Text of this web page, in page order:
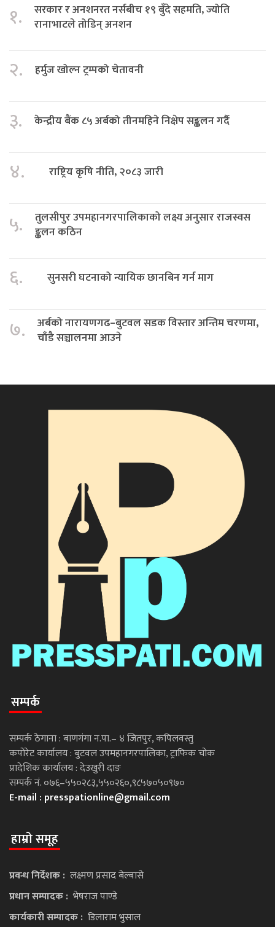
१.
सरकार र अनशनरत नर्सबीच १९ बुँदे सहमति, ज्योति
रानाभाटले तोडिन् अनशन
२. हर्मुज खोल्न ट्रम्पको चेतावनी
३. केन्द्रीय बैंक ८५ अर्बको तीनमहिने निक्षेप सङ्कलन गर्दै
४. राष्ट्रिय कृषि नीति, २०८३ जारी
५.
तुलसीपुर उपमहानगरपालिकाको लक्ष्य अनुसार राजस्वस
ङ्कलन कठिन
६. सुनसरी घटनाको न्यायिक छानबिन गर्न माग
७.
अर्बको नारायणगढ–बुटवल सडक विस्तार अन्तिम चरणमा,
चाँडै सञ्चालनमा आउने
सम्पर्क
सम्पर्क ठेगाना : बाणगंगा न.पा.– ४ जितपुर, कपिलवस्तु
कपोरेट कार्यालय : बुटवल उपमहानगरपालिका, ट्राफिक चोक
प्रादेशिक कार्यालय : देउखुरी दाङ
सम्पर्क नं. ०७६–५५०२८३,५५०२६०,९८५७०५०९७०
E-mail : presspationline@gmail.com
हाम्रो समूह
प्रवन्ध निर्देशक : लक्ष्मण प्रसाद बेल्बासे
प्रधान सम्पादक : भेषराज पाण्डे
कार्यकारी सम्पादक : डिलाराम भुसाल